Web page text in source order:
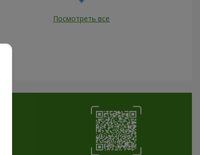
Посмотреть все